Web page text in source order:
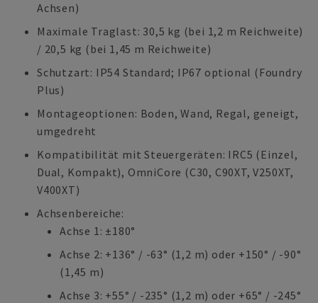
Achsen)
Maximale Traglast: 30,5 kg (bei 1,2 m Reichweite)
/ 20,5 kg (bei 1,45 m Reichweite)
Schutzart: IP54 Standard; IP67 optional (Foundry
Plus)
Montageoptionen: Boden, Wand, Regal, geneigt,
umgedreht
Kompatibilität mit Steuergeräten: IRC5 (Einzel,
Dual, Kompakt), OmniCore (C30, C90XT, V250XT,
V400XT)
Achsenbereiche:
Achse 1: ±180°
Achse 2: +136° / -63° (1,2 m) oder +150° / -90°
(1,45 m)
Achse 3: +55° / -235° (1,2 m) oder +65° / -245°